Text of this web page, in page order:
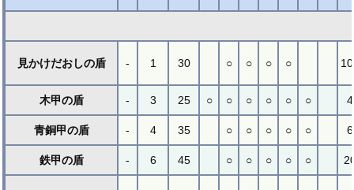
見かけだおしの盾 - 1 30 ○ ○ ○ ○
木甲の盾 - 3 25 ○ ○ ○ ○ ○ ○
青銅甲の盾 - 4 35 ○ ○ ○ ○ ○
鉄甲の盾 - 6 45 ○ ○ ○ ○ ○